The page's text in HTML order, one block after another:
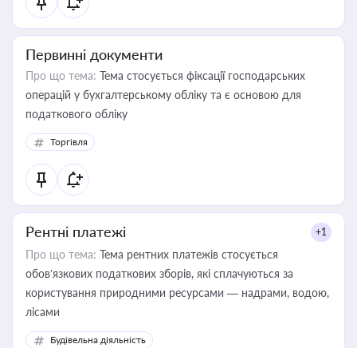
Первинні документи
Про що тема: Тема стосується фіксації господарських
операцій у бухгалтерському обліку та є основою для
податкового обліку
Торгівля
Рентні платежі +1
Про що тема: Тема рентних платежів стосується
обов’язкових податкових зборів, які сплачуються за
користування природними ресурсами — надрами, водою,
лісами
Будівельна діяльність